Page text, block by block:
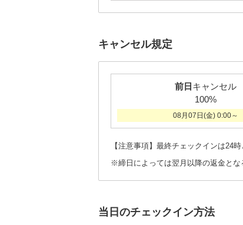
キャンセル規定
前日 キャンセル
100%
08月07日(金) 0:00～
【注意事項】最終チェックインは24
※締日によっては翌月以降の返金とな
当日のチェックイン方法